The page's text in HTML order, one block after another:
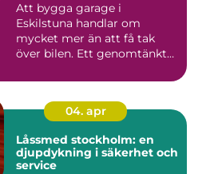
Att bygga garage i
Eskilstuna handlar om
mycket mer än att få tak
över bilen. Ett genomtänkt
04. apr
Låssmed stockholm: en
djupdykning i säkerhet och
service